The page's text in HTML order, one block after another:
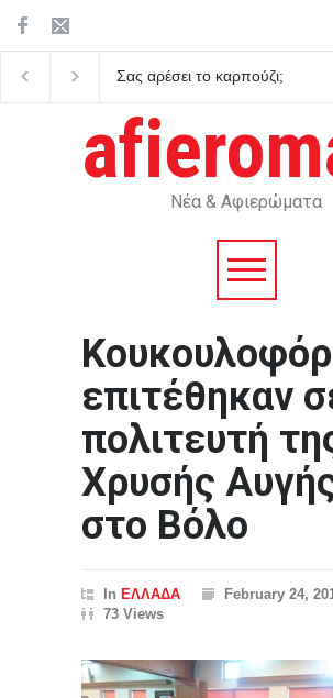
Σας αρέσει το καρπούζι;
Νέα & Αφιερώματα
επιτέθηκαν
πολιτευτή
Χρυσής
στο Βόλο
In ΕΛΛΑΔΑ
February 24,
73 Views